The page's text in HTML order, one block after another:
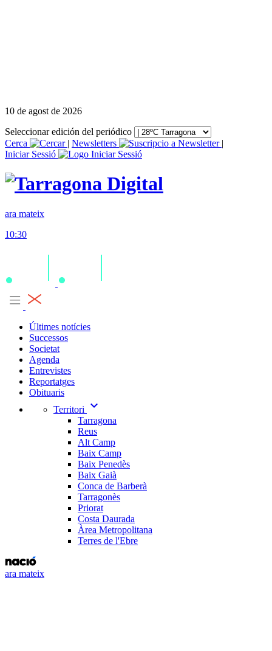
10 de agost de 2026
Seleccionar edición del periódico
Cerca
| Newsletters
|
Iniciar Sessió
ara mateix
10:30
Últimes notícies
Successos
Societat
Agenda
Entrevistes
Reportatges
Obituaris
Territori
expand_more
Tarragona
Reus
Alt Camp
Baix Camp
Baix Penedès
Baix Gaià
Conca de Barberà
Tarragonès
Priorat
Costa Daurada
Àrea Metropolitana
Terres de l'Ebre
ara mateix